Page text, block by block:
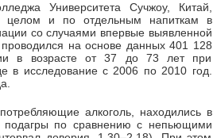
Университета Сучжоу, Китай,
целом и по отдельным напиткам в
со случаями впервые выявленной
на основе данных 401 128
в возрасте от 37 до 73 лет при
в исследование с 2006 по 2010 год.
алкоголь, находились в
подагры по сравнению с непьющими